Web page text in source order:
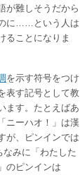
が難しそうだから
に……という人は
ることになりま
を示す符号をつけ
表す記号として教
ます。たとえばあ
ニーハオ！」は漢
が、ピンインでは
なみに「わたした
」のピンインは